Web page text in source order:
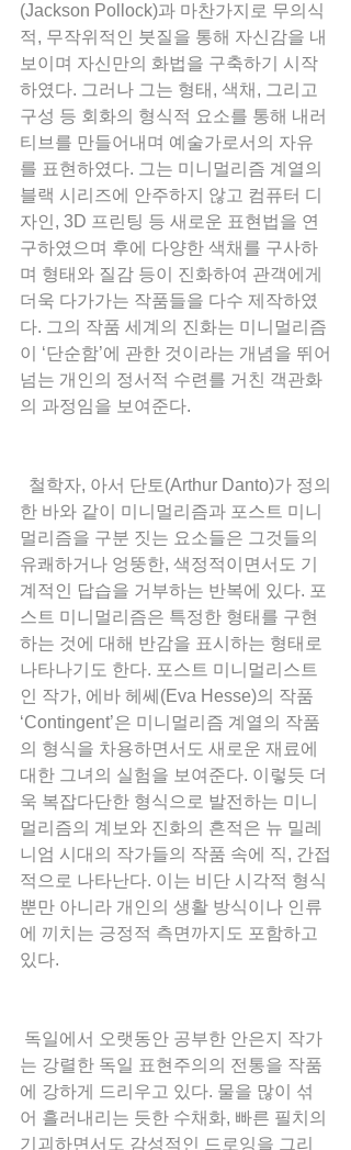
(Jackson Pollock)과 마찬가지로 무의식
적, 무작위적인 붓질을 통해 자신감을 내
보이며 자신만의 화법을 구축하기 시작
하였다. 그러나 그는 형태, 색채, 그리고
구성 등 회화의 형식적 요소를 통해 내러
티브를 만들어내며 예술가로서의 자유
를 표현하였다. 그는 미니멀리즘 계열의
블랙 시리즈에 안주하지 않고 컴퓨터 디
자인, 3D 프린팅 등 새로운 표현법을 연
구하였으며 후에 다양한 색채를 구사하
며 형태와 질감 등이 진화하여 관객에게
더욱 다가가는 작품들을 다수 제작하였
다. 그의 작품 세계의 진화는 미니멀리즘
이 ‘단순함’에 관한 것이라는 개념을 뛰어
넘는 개인의 정서적 수련를 거친 객관화
의 과정임을 보여준다.
한 바와 같이 미니멀리즘과 포스트 미니
멀리즘을 구분 짓는 요소들은 그것들의
유쾌하거나 엉뚱한, 색정적이면서도 기
계적인 답습을 거부하는 반복에 있다. 포
스트 미니멀리즘은 특정한 형태를 구현
하는 것에 대해 반감을 표시하는 형태로
나타나기도 한다. 포스트 미니멀리스트
인 작가, 에바 헤쎄(Eva Hesse)의 작품
‘Contingent’은 미니멀리즘 계열의 작품
의 형식을 차용하면서도 새로운 재료에
대한 그녀의 실험을 보여준다. 이렇듯 더
욱 복잡다단한 형식으로 발전하는 미니
멀리즘의 계보와 진화의 흔적은 뉴 밀레
니엄 시대의 작가들의 작품 속에 직, 간접
적으로 나타난다. 이는 비단 시각적 형식
뿐만 아니라 개인의 생활 방식이나 인류
에 끼치는 긍정적 측면까지도 포함하고
있다.
는 강렬한 독일 표현주의의 전통을 작품
에 강하게 드리우고 있다. 물을 많이 섞
어 흘러내리는 듯한 수채화, 빠른 필치의
기괴하면서도 감성적인 드로잉을 그리